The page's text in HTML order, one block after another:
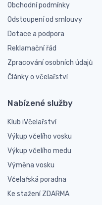
Obchodní podmínky
Odstoupení od smlouvy
Dotace a podpora
Reklamační řád
Zpracování osobních údajů
Články o včelařství
Nabízené služby
Klub iVčelařství
Výkup včelího vosku
Výkup včelího medu
Výměna vosku
Včelařská poradna
Ke stažení ZDARMA